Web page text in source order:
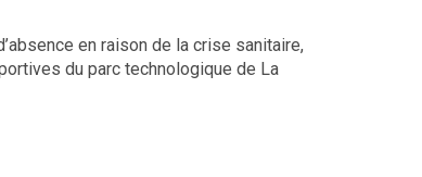
en raison de la crise sanitaire,
du parc technologique de La